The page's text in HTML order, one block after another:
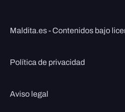
Maldita.es - Contenidos bajo
Política de privacidad
Aviso legal